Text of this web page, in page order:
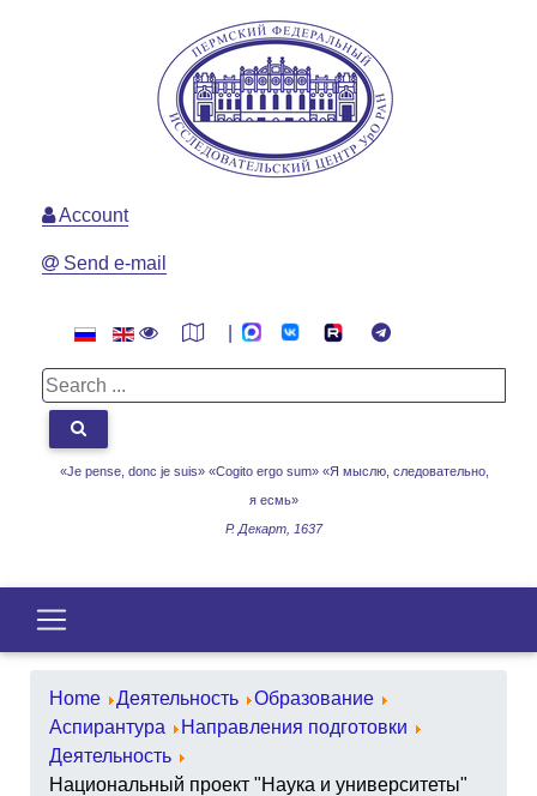
«Je pense, donc je suis» «Cogito ergo sum» «Я мыслю, следовательно,
я есмь»
Р. Декарт, 1637
Account
Send e-mail
Home Деятельность
Образование
Аспирантура
Направления подготовки
Деятельность
Национальный проект "Наука и университеты"